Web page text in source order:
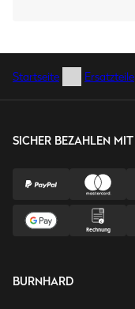
Startseite Ersatzteile
SICHER BEZAHLEN MIT
BURNHARD